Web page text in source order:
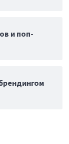
и поп-